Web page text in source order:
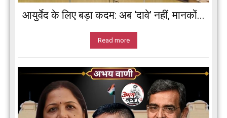
आयुर्वेद के लिए बड़ा कदम: अब ‘दावे’ नहीं, मानकों...
Read more